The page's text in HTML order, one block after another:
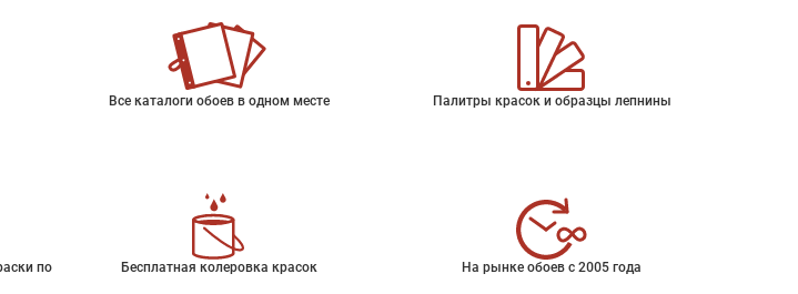
Все каталоги обоев в одном месте Палитры красок и образцы лепнины
по
Бесплатная колеровка красок На рынке обоев с 2005 года